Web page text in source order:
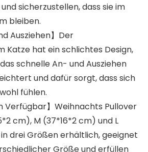
sicherzustellen, dass sie im
bleiben.
Ausziehen】Der
Katze hat ein schlichtes Design,
schnelle An- und Ausziehen
und dafür sorgt, dass sich
fühlen.
Verfügbar】Weihnachts Pullover
cm), M (37*16*2 cm) und L
drei Größen erhältlich, geeignet
Größe und erfüllen